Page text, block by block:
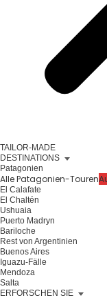
TAILOR-MADE
DESTINATIONS
Patagonien
Alle Patagonien-Touren
El Calafate
El Chaltén
Ushuaia
Puerto Madryn
Bariloche
Rest von Argentinien
Buenos Aires
Iguazu-Fälle
Mendoza
Salta
ERFORSCHEN SIE